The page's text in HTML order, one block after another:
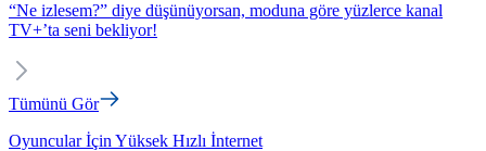
“Ne izlesem?” diye düşünüyorsan, moduna göre yüzlerce kanal
TV+’ta seni bekliyor!
Tümünü Gör
Oyuncular İçin Yüksek Hızlı İnternet